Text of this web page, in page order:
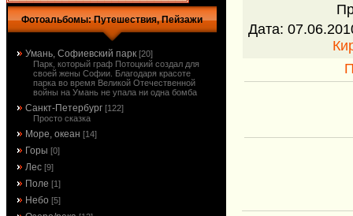
Фотоальбомы: Путешествия, Пейзажи
Умань, Софиевский парк [20]
Парк, который граф Потоцкий создал для
своей жены Софии. Благодаря красоте
парка во время Великой Отечественной
войны на Умань не упала ни одна бомба
Санкт-Петербург [122]
Просто сказка
Море, океан [14]
Горы [0]
Лес [9]
Поле [1]
Небо [5]
Дата: